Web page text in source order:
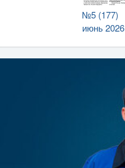
№5 (177)
июнь 2026